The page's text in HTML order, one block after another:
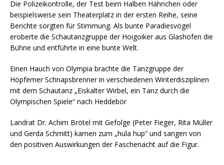
Die Polizeikontrolle, der Test beim Halben Hähnchen oder
beispielsweise sein Theaterplatz in der ersten Reihe, seine
Berichte sorgten für Stimmung. Als bunte Paradiesvögel
eroberte die Schautanzgruppe der Hoigoiker aus Glashofen die
Bühne und entführte in eine bunte Welt.
Einen Hauch von Olympia brachte die Tanzgruppe der
Höpfemer Schnapsbrenner in verschiedenen Winterdisziplinen
mit dem Schautanz „Eiskalter Wirbel, ein Tanz durch die
Olympischen Spiele“ nach Heddebör
Landrat Dr. Achim Brötel mit Gefolge (Peter Fieger, Rita Müller
und Gerda Schmitt) kamen zum „hula hup“ und sangen von
den positiven Auswirkungen der Faschenacht auf die Figur.